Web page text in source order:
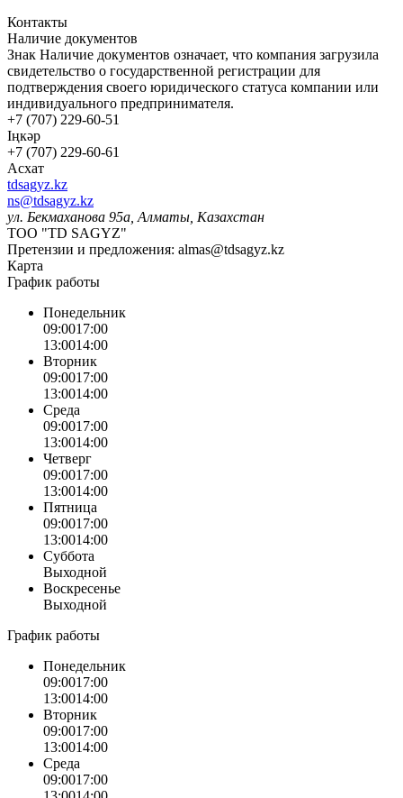
Контакты
Наличие документов
Знак Наличие документов означает, что компания загрузила
свидетельство о государственной регистрации для
подтверждения своего юридического статуса компании или
индивидуального предпринимателя.
+7 (707) 229-60-51
Іңкәр
+7 (707) 229-60-61
Асхат
tdsagyz.kz
ns@tdsagyz.kz
ул. Бекмаханова 95а, Алматы, Казахстан
ТОО "TD SAGYZ"
Претензии и предложения: almas@tdsagyz.kz
Карта
График работы
Понедельник
09:0017:00
13:0014:00
Вторник
09:0017:00
13:0014:00
Среда
09:0017:00
13:0014:00
Четверг
09:0017:00
13:0014:00
Пятница
09:0017:00
13:0014:00
Суббота
Выходной
Воскресенье
Выходной
График работы
Понедельник
09:0017:00
13:0014:00
Вторник
09:0017:00
13:0014:00
Среда
09:0017:00